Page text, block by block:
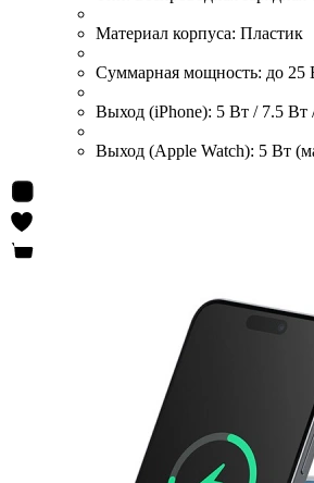
Материал корпуса: Пластик
Суммарная мощность: до 25
Выход (iPhone): 5 Вт / 7.5 Вт
Выход (Apple Watch): 5 Вт